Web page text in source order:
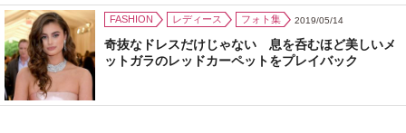
FASHION レディース フォト集 2019/05/14
奇抜なドレスだけじゃない 息を呑むほど美しいメ
ットガラのレッドカーペットをプレイバック